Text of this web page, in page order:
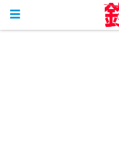
ホーム フカセ倶楽部